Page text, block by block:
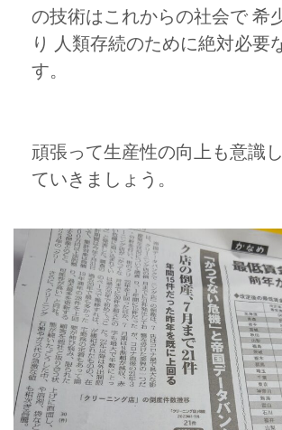
の技術はこれからの社会で 希
り 人類存続のために絶対必要
す。
頑張って生産性の向上も意識
ていきましょう。